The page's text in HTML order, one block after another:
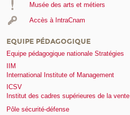
Musée des arts et métiers
Accès à IntraCnam
EQUIPE PÉDAGOGIQUE
Equipe pédagogique nationale Stratégies
IIM
International Institute of Management
ICSV
Institut des cadres supérieures de la vente
Pôle sécurité-défense